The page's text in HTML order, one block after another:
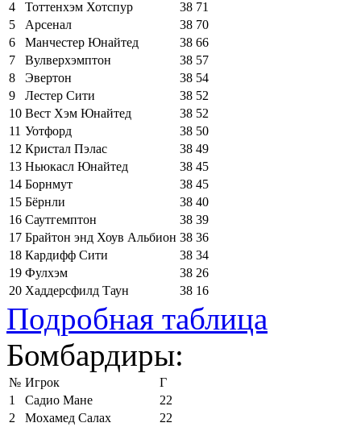
4
Тоттенхэм Хотспур 38 71
5
Арсенал 38 70
6
Манчестер Юнайтед 38 66
7
Вулверхэмптон 38 57
8
Эвертон 38 54
9
Лестер Сити 38 52
10 Вест Хэм Юнайтед 38 52
11 Уотфорд 38 50
12 Кристал Пэлас 38 49
13 Ньюкасл Юнайтед 38 45
14 Борнмут 38 45
15 Бёрнли 38 40
16 Саутгемптон 38 39
17 Брайтон энд Хоув Альбион 38 36
18 Кардифф Сити 38 34
19 Фулхэм 38 26
20 Хаддерсфилд Таун 38 16
Подробная таблица
Бомбардиры:
№ Игрок
Г
1
Садио Мане
22
2
Мохамед Салах
22